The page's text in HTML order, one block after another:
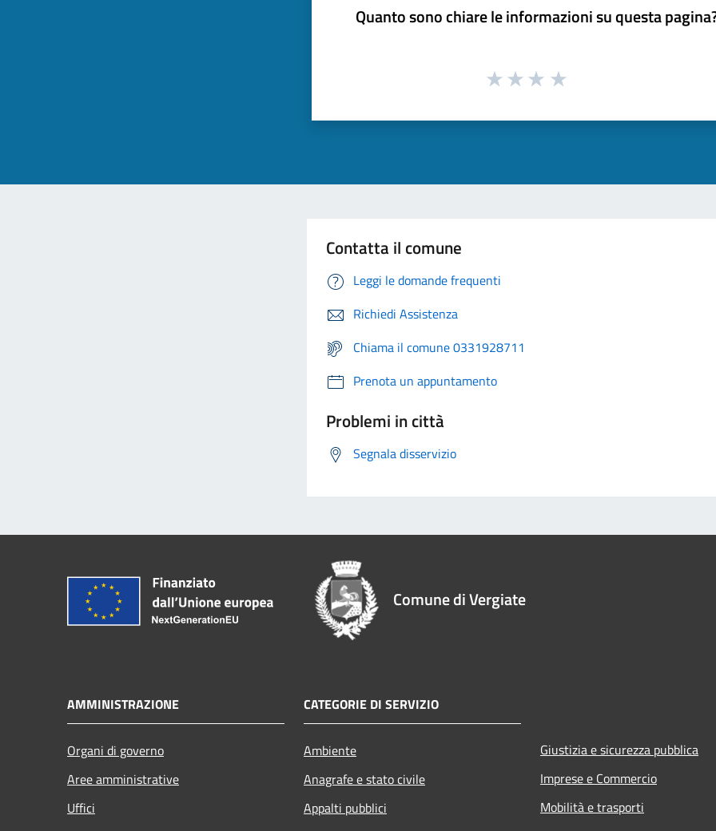
Quanto sono chiare le informazioni su questa
Contatta il comune
Leggi le domande frequenti
Richiedi Assistenza
Chiama il comune 0331928711
Prenota un appuntamento
Problemi in città
Segnala disservizio
Comune di Vergiate
AMMINISTRAZIONE
Organi di governo
Aree amministrative
Uffici
CATEGORIE DI SERVIZIO
Ambiente
Anagrafe e stato civile
Appalti pubblici
Giustizia e sicurezza pubblica
Imprese e Commercio
Mobilità e trasporti